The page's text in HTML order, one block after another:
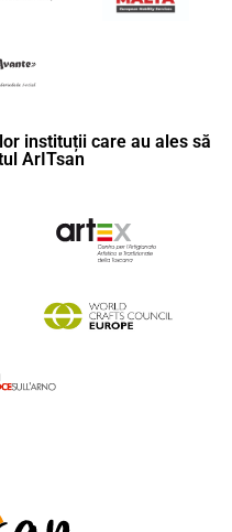
instituții care au ales să
ArITsan